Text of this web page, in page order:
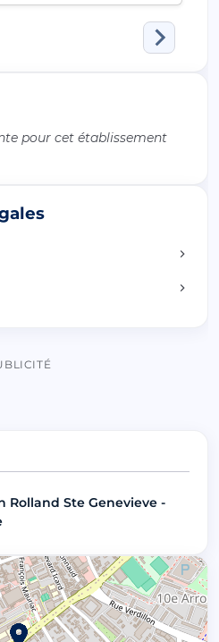
pour cet établissement
Rolland Ste Genevieve -